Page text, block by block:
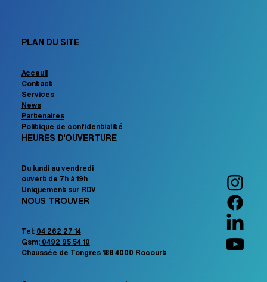
Acceuil
Contact
Services
News
Partenaires
Politique de confidentialité
PLAN DU SITE
Du lundi au vendredi
ouvert de 7h à 19h
Uniquement sur RDV
HEURES D'OUVERTURE
Tel: 04 262 27 14
Gsm:0492 95 54 10
Chaussée de Tongres 188 4000 Rocourt
NOUS TROUVER